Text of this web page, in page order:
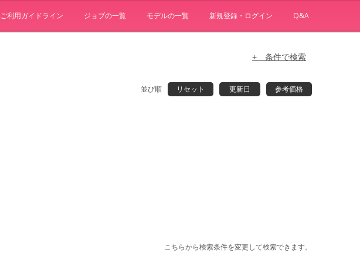
ご利用ガイドライン ジョブの一覧 モデルの一覧 新規登録・ログイン Q&A
+ 条件で検索
並び順 リセット 更新日 参考価格
こちらから検索条件を変更して検索できます。